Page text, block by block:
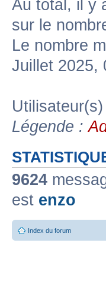
Au total, il y
sur le
Le nombre
Juillet 2025,
Légende :
9624
est enzo
Index du forum